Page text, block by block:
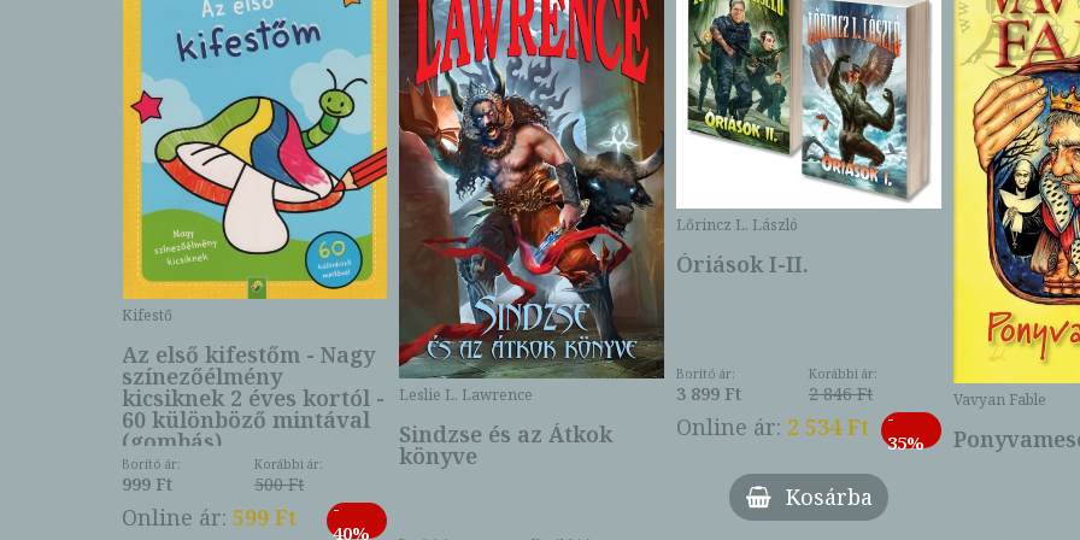
Kifestő
Az első kifestőm - Nagy
színezőélmény
kicsiknek 2 éves kortól -
60 különböző mintával
(gombás)
Borító ár:
999 Ft
Korábbi ár:
500 Ft
Online ár: 599 Ft
-
40%
Leslie L. Lawrence
Sindzse és az Átkok
könyve
Lőrincz L. László
Óriások I-II.
Borító ár:
3 899 Ft
Korábbi ár:
2 846 Ft
Online ár: 2 534 Ft
-
35%
Kosárba
Vavyan Fable